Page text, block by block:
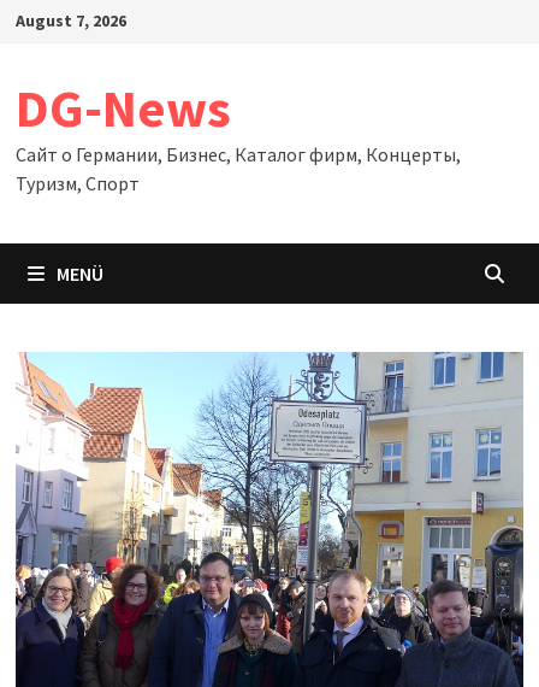
Zum
August 7, 2026
DG-News
Сайт о Германии, Бизнес, Каталог фирм, Концерты,
Туризм, Спорт
MENÜ